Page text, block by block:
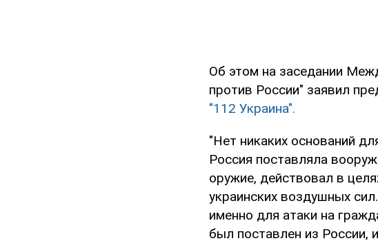
Об этом на заседании
против России" заявил
"112 Украина".
"Нет никаких оснований
Россия поставляла
оружие, действовал в
украинских воздушных
именно для атаки на
был поставлен из России,